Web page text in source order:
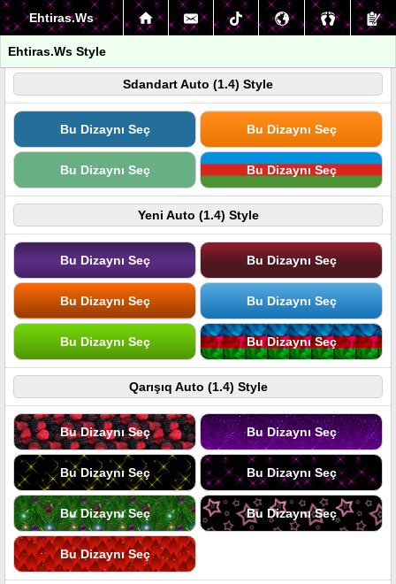
Ehtiras.Ws
Ehtiras.Ws Style
Sdandart Auto (1.4) Style
Bu Dizaynı Seç Bu Dizaynı Seç
Bu Dizaynı Seç Bu Dizaynı Seç
Yeni Auto (1.4) Style
Bu Dizaynı Seç Bu Dizaynı Seç
Bu Dizaynı Seç Bu Dizaynı Seç
Bu Dizaynı Seç Bu Dizaynı Seç
Qarışıq Auto (1.4) Style
Bu Dizaynı Seç Bu Dizaynı Seç
Bu Dizaynı Seç Bu Dizaynı Seç
Bu Dizaynı Seç Bu Dizaynı Seç
Bu Dizaynı Seç